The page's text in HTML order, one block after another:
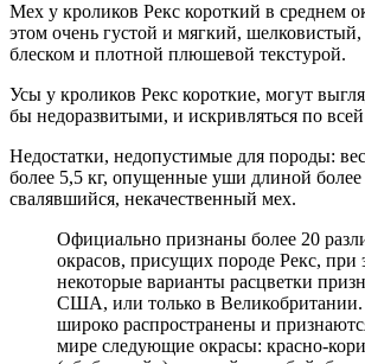
Мех у кроликов Рекс короткий в среднем
этом очень густой и мягкий,
блеском и плотной плюшевой текстурой.
Усы у кроликов Рекс короткие, могут
бы недоразвитыми, и искривляться по
Недостатки, недопустимые для породы:
более 5,5 кг, опущенные уши длиной
свалявшийся, некачественный мех.
Официально признаны более 20
окрасов, присущих породе Рекс, при
некоторые варианты расцветки
США, или только в Великобритании.
широко распространены и
мире следующие окрасы: красно-